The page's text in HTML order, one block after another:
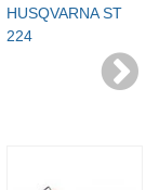
HUSQVARNA ST
224